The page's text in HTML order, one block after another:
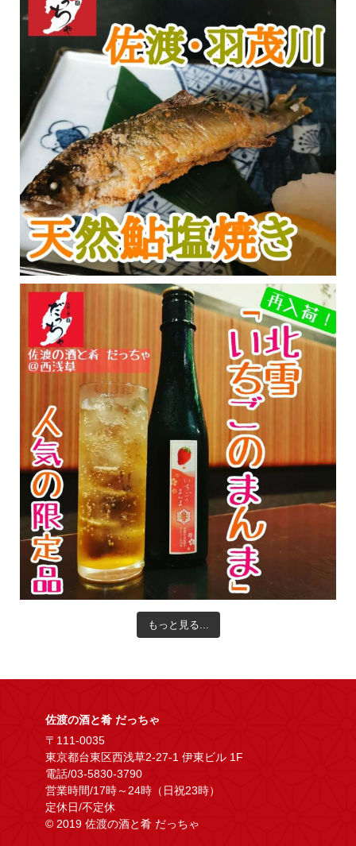
もっと見る...
佐渡の酒と肴 だっちゃ
〒111-0035
東京都台東区西浅草2-27-1 伊東ビル 1F
電話/03-5830-3790
営業時間/17時～24時（日祝23時）
定休日/不定休
© 2019 佐渡の酒と肴 だっちゃ